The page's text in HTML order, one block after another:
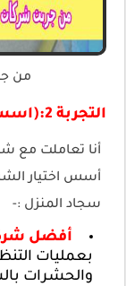
من
التجربة 2:(اسس في اختيار الشركة)
أنا تعاملت مع
أسس اختيار
سجاد المنزل :-
أفضل
بعمليات
والحشرات